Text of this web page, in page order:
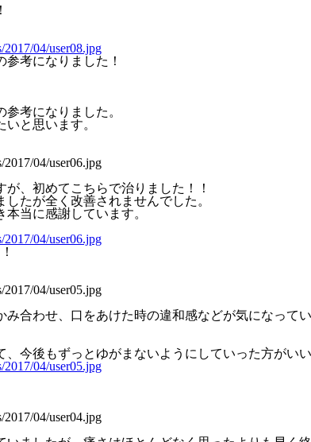
考になりました！
考になりました。
と思います。
、初めてこちらで治りました！！
たが全く改善されませんでした。
当に感謝しています。
合わせ、口をあけた時の違和感などが気になって
今後もずっとゆがまないようにしていった方がいい